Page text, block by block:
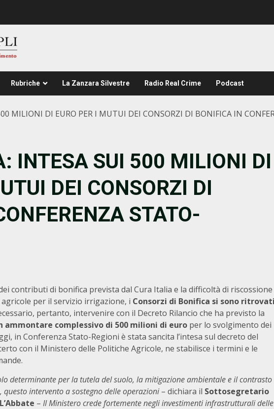
Rubriche La Zanzara Silvestre Radio Real Crime Podcast
MILIONI DI EURO PER I MUTUI DEI CONSORZI DI BONIFICA IN
INTESA SUI 500 MILIONI DI
DEI CONSORZI DI
STATO-
contributi di bonifica prevista dal Cura Italia e la difficoltà di riscossione
per il servizio irrigazione, i Consorzi di Bonifica si sono
pertanto, intervenire con il Decreto Rilancio che ha previsto la
ammontare complessivo di 500 milioni di euro per lo svolgimento dei
in Conferenza Stato-Regioni è stata sancita l’intesa sul decreto del
con il Ministero delle Politiche Agricole, ne stabilisce i termini e le
determinante per la tutela del suolo, la mitigazione ambientale e il contrasto
intervento a sostegno delle operazioni – dichiara il Sottosegretario
– Il Ministero crede fortemente negli investimenti infrastrutturali delle